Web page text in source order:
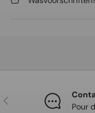
Précédent
Pour